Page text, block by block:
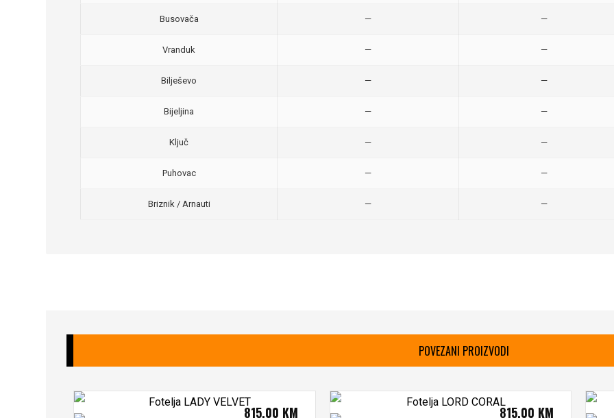
Busovača — —
Vranduk — —
Bilješevo — —
Bijeljina — —
Ključ — —
Puhovac — —
Briznik / Arnauti — —
POVEZANI PROIZVODI
815,00 KM 815,00 KM